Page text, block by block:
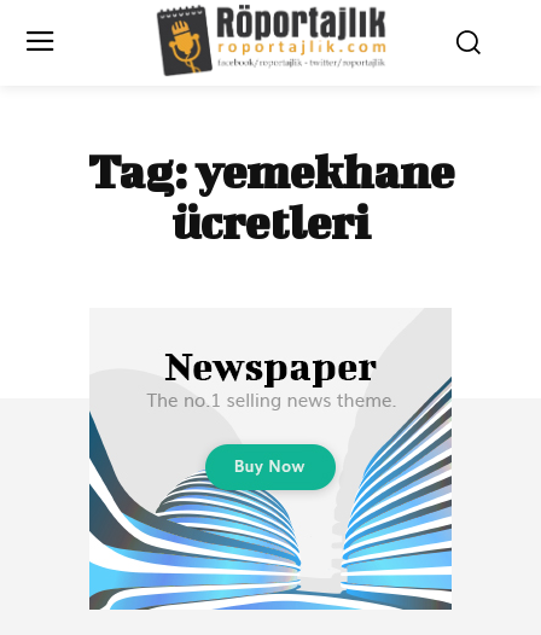
Tag:yemekhane
ücretleri